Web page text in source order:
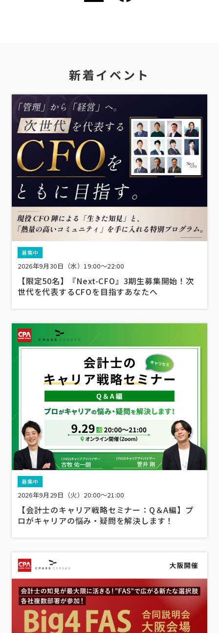
新着イベント
募集中
2026年9月30日（水）19:00～22:00
【限定50名】『Next-CFO』3期生募集開始！次
世代を代表するCFOを目指すあなたへ
募集中
2026年9月29日（火）20:00～21:00
【会計士のキャリア戦略セミナー：Q＆A編】プ
ロがキャリアの悩み・疑問を解決します！